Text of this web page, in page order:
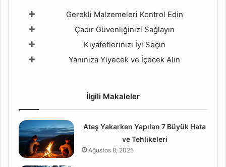
Gerekli Malzemeleri Kontrol Edin
Çadır Güvenliğinizi Sağlayın
Kıyafetlerinizi İyi Seçin
Yanınıza Yiyecek ve İçecek Alın
İlgili Makaleler
Ateş Yakarken Yapılan 7 Büyük Hata
ve Tehlikeleri
Ağustos 8, 2025